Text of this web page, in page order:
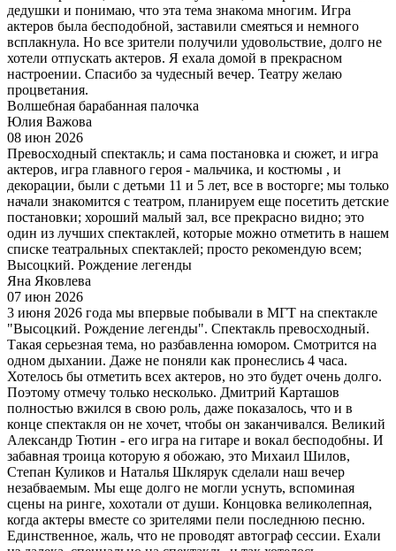
дедушки и понимаю, что эта тема знакома многим. Игра
актеров была бесподобной, заставили смеяться и немного
всплакнула. Но все зрители получили удовольствие, долго не
хотели отпускать актеров. Я ехала домой в прекрасном
настроении. Спасибо за чудесный вечер. Театру желаю
процветания.
Волшебная барабанная палочка
Юлия Важова
08 июн 2026
Превосходный спектакль; и сама постановка и сюжет, и игра
актеров, игра главного героя - мальчика, и костюмы , и
декорации, были с детьми 11 и 5 лет, все в восторге; мы только
начали знакомится с театром, планируем еще посетить детские
постановки; хороший малый зал, все прекрасно видно; это
один из лучших спектаклей, которые можно отметить в нашем
списке театральных спектаклей; просто рекомендую всем;
Высоцкий. Рождение легенды
Яна Яковлева
07 июн 2026
3 июня 2026 года мы впервые побывали в МГТ на спектакле
"Высоцкий. Рождение легенды". Спектакль превосходный.
Такая серьезная тема, но разбавленна юмором. Смотрится на
одном дыхании. Даже не поняли как пронеслись 4 часа.
Хотелось бы отметить всех актеров, но это будет очень долго.
Поэтому отмечу только несколько. Дмитрий Карташов
полностью вжился в свою роль, даже показалось, что и в
конце спектакля он не хочет, чтобы он заканчивался. Великий
Александр Тютин - его игра на гитаре и вокал бесподобны. И
забавная троица которую я обожаю, это Михаил Шилов,
Степан Куликов и Наталья Шклярук сделали наш вечер
незабваемым. Мы еще долго не могли уснуть, вспоминая
сцены на ринге, хохотали от души. Концовка великолепная,
когда актеры вместе со зрителями пели последнюю песню.
Единственное, жаль, что не проводят автограф сессии. Ехали